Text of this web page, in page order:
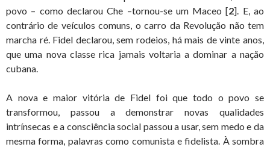
povo – como declarou Che –tornou-se um Maceo [2]. E, ao
contrário de veículos comuns, o carro da Revolução não tem
marcha ré. Fidel declarou, sem rodeios, há mais de vinte anos,
que uma nova classe rica jamais voltaria a dominar a nação
cubana.
A nova e maior vitória de Fidel foi que todo o povo se
transformou, passou a demonstrar novas qualidades
intrínsecas e a consciência social passou a usar, sem medo e da
mesma forma, palavras como comunista e fidelista. À sombra